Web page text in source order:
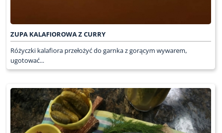
ZUPA KALAFIOROWA Z CURRY
Różyczki kalafiora przełożyć do garnka z gorącym wywarem,
ugotować...